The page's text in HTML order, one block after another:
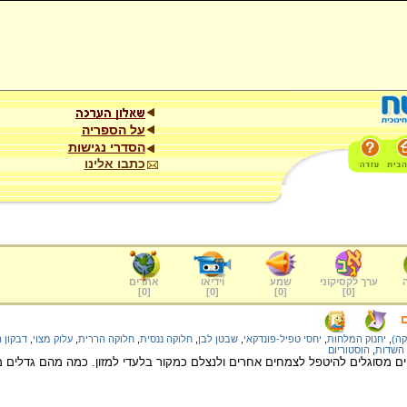
על הספריה
הסדרי נגישות
כתבו אלינו
ערך לקסיקוני
[
0
]
שמע
[
0
]
וידיאו
[
0
]
אתרים
[
0
]
יחנוק המלחות יחסי טפיל-פונדקאי שבטן לבן חלוקה ננסית חלוקה הררית עלוק מצוי דבקון
השדות הוסטוריום
מסוגלים להיטפל לצמחים אחרים ולנצלם כמקור בלעדי למזון. כמה מהם